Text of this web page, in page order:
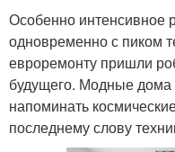
Особенно интенсивное
одновременно с пиком
евроремонту пришли
будущего. Модные дома
напоминать
последнему слову